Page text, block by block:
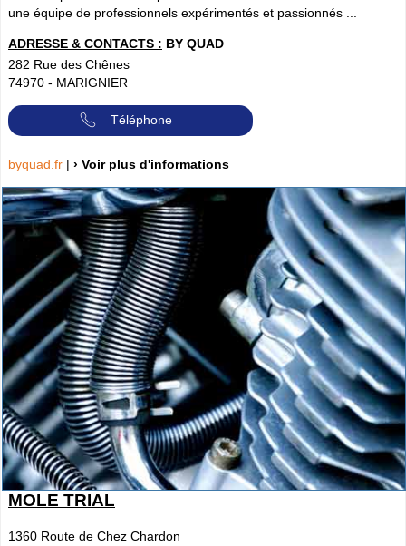
une équipe de professionnels expérimentés et passionnés ...
ADRESSE & CONTACTS : BY QUAD
282 Rue des Chênes
74970 - MARIGNIER
Téléphone
byquad.fr | › Voir plus d'informations
MOLE TRIAL
1360 Route de Chez Chardon